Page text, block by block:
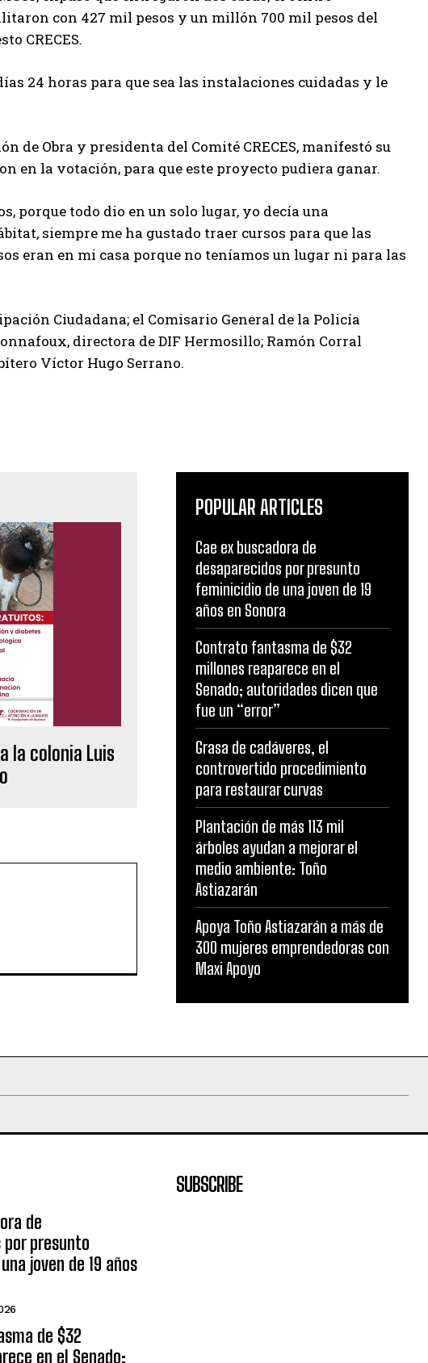
con 427 mil pesos y un millón 700 mil pesos del
CRECES.
24 horas para que sea las instalaciones cuidadas y le
de Obra y presidenta del Comité CRECES, manifestó su
en la votación, para que este proyecto pudiera ganar.
porque todo dio en un solo lugar, yo decía una
siempre me ha gustado traer cursos para que las
eran en mi casa porque no teníamos un lugar ni para las
Ciudadana; el Comisario General de la Policía
directora de DIF Hermosillo; Ramón Corral
Víctor Hugo Serrano.
la colonia Luis
POPULAR ARTICLES
Cae ex buscadora de
desaparecidos por presunto
feminicidio de una joven de 19
años en Sonora
Contrato fantasma de $32
millones reaparece en el
Senado; autoridades dicen que
fue un “error”
Grasa de cadáveres, el
controvertido procedimiento
para restaurar curvas
Plantación de más 113 mil
árboles ayudan a mejorar el
medio ambiente: Toño
Astiazarán
Apoya Toño Astiazarán a más de
300 mujeres emprendedoras con
Maxi Apoyo
de
por presunto
joven de 19 años
de $32
en el Senado;
SUBSCRIBE